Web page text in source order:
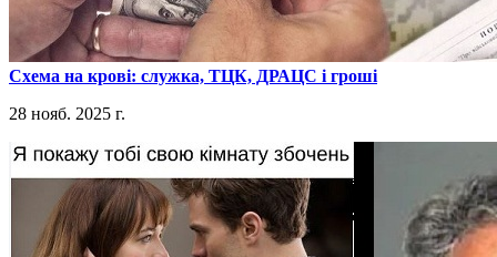
​Схема на крові: служка, ТЦК, ДРАЦС і гроші
28 нояб. 2025 г.